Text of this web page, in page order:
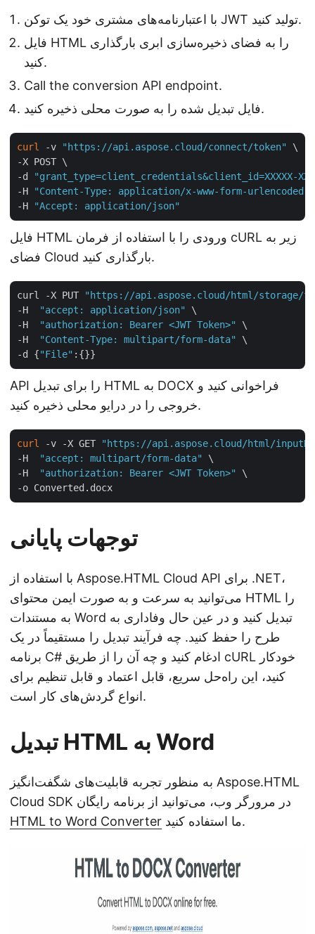
با اعتبارنامه‌های مشتری خود یک توکن JWT تولید کنید.
فایل HTML را به فضای ذخیره‌سازی ابری بارگذاری
کنید.
Call the conversion API endpoint.
فایل تبدیل شده را به صورت محلی ذخیره کنید.
curl -v "https://api.aspose.cloud/connect/token"
\
-X POST \
-d
"grant_type=client_credentials&client_id=XXXXX-XXXX-
-H
"Content-Type: application/x-www-form-urlencoded"
-H
"Accept: application/json"
فایل HTML ورودی را با استفاده از فرمان cURL زیر به
فضای Cloud بارگذاری کنید.
curl -X PUT
"https://api.aspose.cloud/html/storage/
-H
"accept: application/json"
\
-H
"authorization: Bearer <JWT Token>"
\
-H
"Content-Type: multipart/form-data"
\
-d {"File"
API را برای تبدیل HTML به DOCX فراخوانی کنید و
خروجی را در درایو محلی ذخیره کنید.
curl -v -X GET
"https://api.aspose.cloud/html/
-H
"accept: multipart/form-data"
\
-H
"authorization: Bearer <JWT Token>"
\
توجهات پایانی
با استفاده از Aspose.HTML Cloud API برای .NET،
می‌توانید به سرعت و به صورت ایمن محتوای HTML را
به مستندات Word تبدیل کنید و در عین حال وفاداری به
طرح را حفظ کنید. چه فرآیند تبدیل را مستقیماً در یک
برنامه C# ادغام کنید و چه آن را از طریق cURL خودکار
کنید، این راه‌حل سریع، قابل اعتماد و قابل تنظیم برای
انواع گردش‌های کار است.
تبدیل HTML به Word
به منظور تجربه قابلیت‌های شگفت‌انگیز Aspose.HTML
Cloud SDK در مرورگر وب، می‌توانید از برنامه رایگان
HTML to Word Converter
ما استفاده کنید.